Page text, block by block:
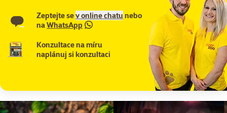
Zeptejte sev online chatunebo
naWhatsApp
Konzultace na míru
naplánuj si konzultaci